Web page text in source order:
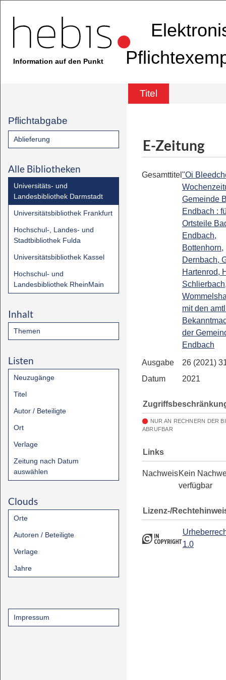
Information auf den Punkt
Titel
Pflichtabgabe
Ablieferung
Alle Bibliotheken
Universitäts- und
Landesbibliothek Darmstadt
Universitätsbibliothek Frankfurt
Hochschul-, Landes- und
Stadtbibliothek Fulda
Universitätsbibliothek Kassel
Hochschul- und
Landesbibliothek RheinMain
Inhalt
Themen
Listen
Neuzugänge
Titel
Autor / Beteiligte
Ort
Verlage
Zeitung nach Datum
auswählen
Clouds
Orte
Autoren / Beteiligte
Verlage
Jahre
Impressum
E-Zeitung
Gesamttitel "Oi
Gemeinde
Endbach :
Ortsteile
Endbach,
Bottenhorn,
Dernbach,
Hartenrod,
mit den
der
Endbach
Ausgabe
26 (2021)
Datum
2021
NUR AN RECHNERN DER
ABRUFBAR
Links
NachweisKein
verfügbar
Lizenz-/
1.0